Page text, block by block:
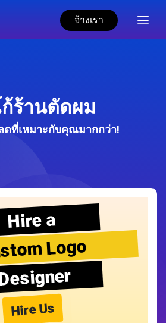
จ้างเรา
ร้านตัดผม
ตที่เหมาะกับคุณมากกว่า!
Hire a
Logo
Hire Us